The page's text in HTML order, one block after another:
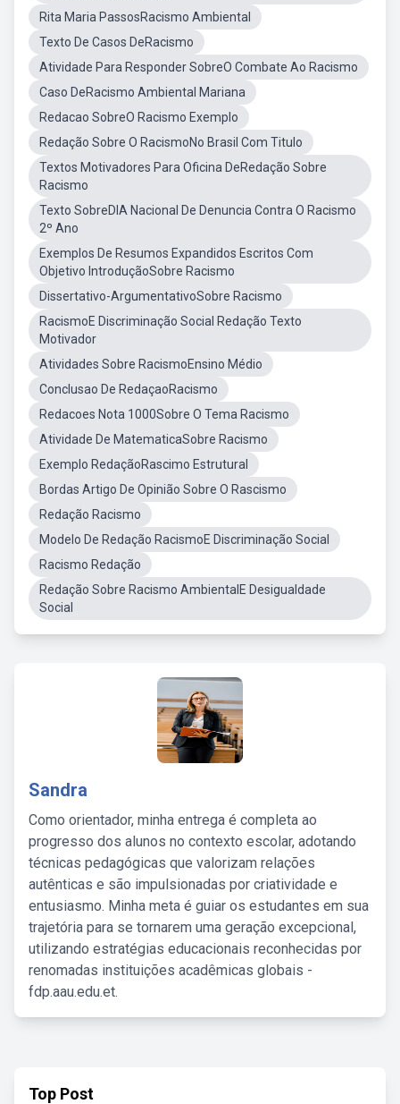
Rita Maria PassosRacismo Ambiental
Texto De Casos DeRacismo
Atividade Para Responder SobreO Combate Ao Racismo
Caso DeRacismo Ambiental Mariana
Redacao SobreO Racismo Exemplo
Redação Sobre O RacismoNo Brasil Com Titulo
Textos Motivadores Para Oficina DeRedação Sobre
Racismo
Texto SobreDIA Nacional De Denuncia Contra O Racismo
2º Ano
Exemplos De Resumos Expandidos Escritos Com
Objetivo IntroduçãoSobre Racismo
Dissertativo-ArgumentativoSobre Racismo
RacismoE Discriminação Social Redação Texto
Motivador
Atividades Sobre RacismoEnsino Médio
Conclusao De RedaçaoRacismo
Redacoes Nota 1000Sobre O Tema Racismo
Atividade De MatematicaSobre Racismo
Exemplo RedaçãoRascimo Estrutural
Bordas Artigo De Opinião Sobre O Rascismo
Redação Racismo
Modelo De Redação RacismoE Discriminação Social
Racismo Redação
Redação Sobre Racismo AmbientalE Desigualdade
Social
Sandra
Como orientador, minha entrega é completa ao
progresso dos alunos no contexto escolar, adotando
técnicas pedagógicas que valorizam relações
autênticas e são impulsionadas por criatividade e
entusiasmo. Minha meta é guiar os estudantes em sua
trajetória para se tornarem uma geração excepcional,
utilizando estratégias educacionais reconhecidas por
renomadas instituições acadêmicas globais -
fdp.aau.edu.et.
Top Post